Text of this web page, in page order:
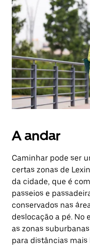
uma
data.
Prima
o
botão
Esc
para
fechar
o
calendário.
A andar
Caminhar pode ser
certas zonas de
da cidade, que é
passeios e
conservados nas
deslocação a pé. No
as zonas
para distâncias